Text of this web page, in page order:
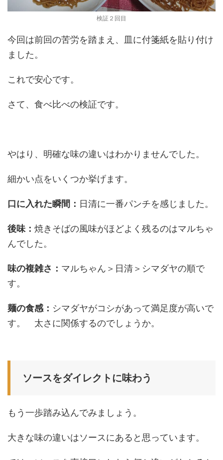
検証２回目
今回は前回の苦労を踏まえ、皿に付箋紙を貼り付け
ました。
これで安心です。
さて、食べ比べの検証です。
やはり、 明確な味の違いはわかりませんでした 。
細かい点をいくつか挙げます。
口に入れた瞬間： 日清に一番パンチを感じました。
後味： 焼きそばの風味がほどよく残るのはマルちゃ
んでした。
味の複雑さ： マルちゃん＞日清＞シマダヤの順で
す。
麺の食感： シマダヤがコシがあって満足度が高いで
す。 太さに関係するのでしょうか。
ソースをダイレクトに味わう
もう一歩踏み込んでみましょう。
大きな味の違いはソースにあると思っています。